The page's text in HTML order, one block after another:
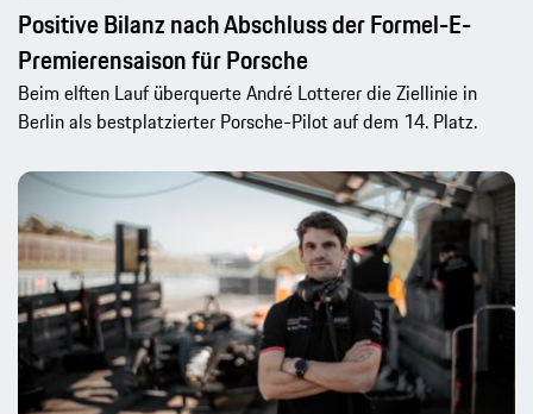
Positive Bilanz nach Abschluss der Formel-E-
Premierensaison für Porsche
Beim elften Lauf überquerte André Lotterer die Ziellinie in
Berlin als bestplatzierter Porsche-Pilot auf dem 14. Platz.